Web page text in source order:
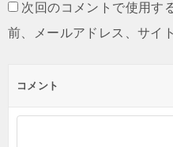
次回のコメントで使用す
前、メールアドレス、サイ
コメント